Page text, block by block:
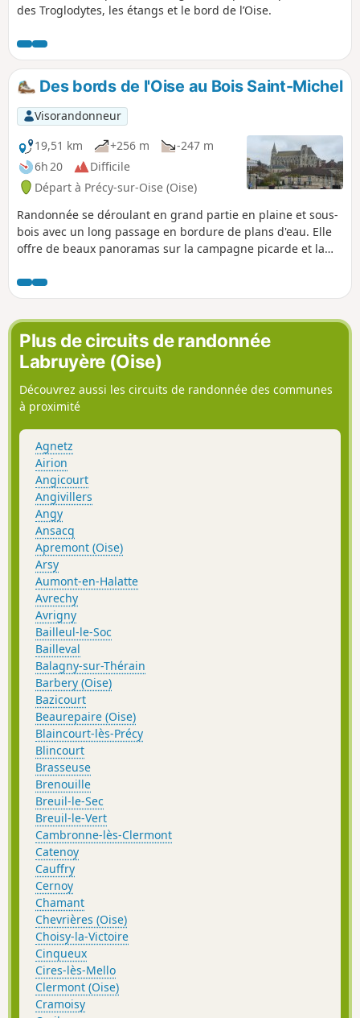
des Troglodytes, les étangs et le bord de l’Oise.
Des bords de l'Oise au Bois Saint-Michel
Visorandonneur
19,51 km
+256 m
-247 m
6h 20
Difficile
Départ à Précy-sur-Oise (Oise)
Randonnée se déroulant en grand partie en plaine et sous-
bois avec un long passage en bordure de plans d'eau. Elle
offre de beaux panoramas sur la campagne picarde et la
Blaincourt-lès-Précy, Saint-Leu-d'Esserent et Villers-sous-
Saint-Leu permettent de découvrir quelques joyaux
patrimoniaux de cette région.
Plus de circuits de randonnée
Labruyère (Oise)
Découvrez aussi les circuits de randonnée des communes
à proximité
Agnetz
Airion
Angicourt
Angivillers
Angy
Ansacq
Apremont (Oise)
Arsy
Aumont-en-Halatte
Avrechy
Avrigny
Bailleul-le-Soc
Bailleval
Balagny-sur-Thérain
Barbery (Oise)
Bazicourt
Beaurepaire (Oise)
Blaincourt-lès-Précy
Blincourt
Brasseuse
Brenouille
Breuil-le-Sec
Breuil-le-Vert
Cambronne-lès-Clermont
Catenoy
Cauffry
Cernoy
Chamant
Chevrières (Oise)
Choisy-la-Victoire
Cinqueux
Cires-lès-Mello
Clermont (Oise)
Cramoisy